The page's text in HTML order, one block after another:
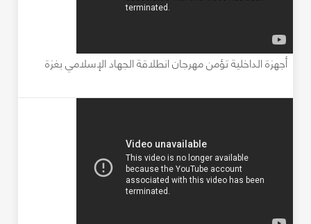
أجهزة الداخلية تؤمن مهرجان انطلاقة الجهاد الإسلامي بغزة